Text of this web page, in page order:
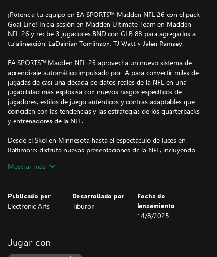
¡Potencia tu equipo en EA SPORTS™ Madden NFL 26 con el pack
Goal Line! Inicia sesión en Madden Ultimate Team en Madden
NFL 26 y recibe 3 jugadores BND con GLB 88 para agregarlos a
tu alineación: LaDainian Tomlinson, TJ Watt y Jalen Ramsey.
EA SPORTS™ Madden NFL 26 aprovecha un nuevo sistema de
aprendizaje automático impulsado por IA para convertir miles de
jugadas de casi una década de datos reales de la NFL en una
jugabilidad más explosiva con nuevos rasgos específicos de
jugadores, estilos de juego auténticos y contras adaptables que
coinciden con las tendencias y las estrategias de los quarterbacks
y entrenadores de la NFL.
Desde el Skol en Minnesota hasta el espectáculo de luces en
Baltimore: disfruta nuevas presentaciones de la NFL, incluyendo
los espectáculos del medio tiempo con Scott Hanson.
potencian el Madden más real hasta la fecha.
Mostrar más
Publicado por
Electronic Arts
Desarrollado por
Tiburon
Fecha de
lanzamiento
14/8/2025
Jugar con